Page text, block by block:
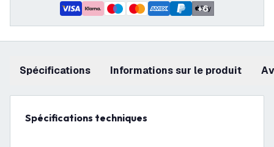
+6
Spécifications Informations sur le produit
Spécifications techniques